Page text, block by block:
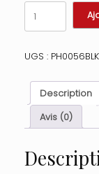
quantité
de
Mini
Noir
queen
Taille
S-
-
OS,
UGS : PH0056BLK
Description
Avis (0)